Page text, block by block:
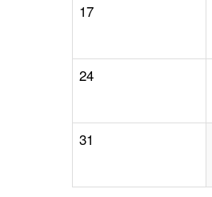
17
24
31